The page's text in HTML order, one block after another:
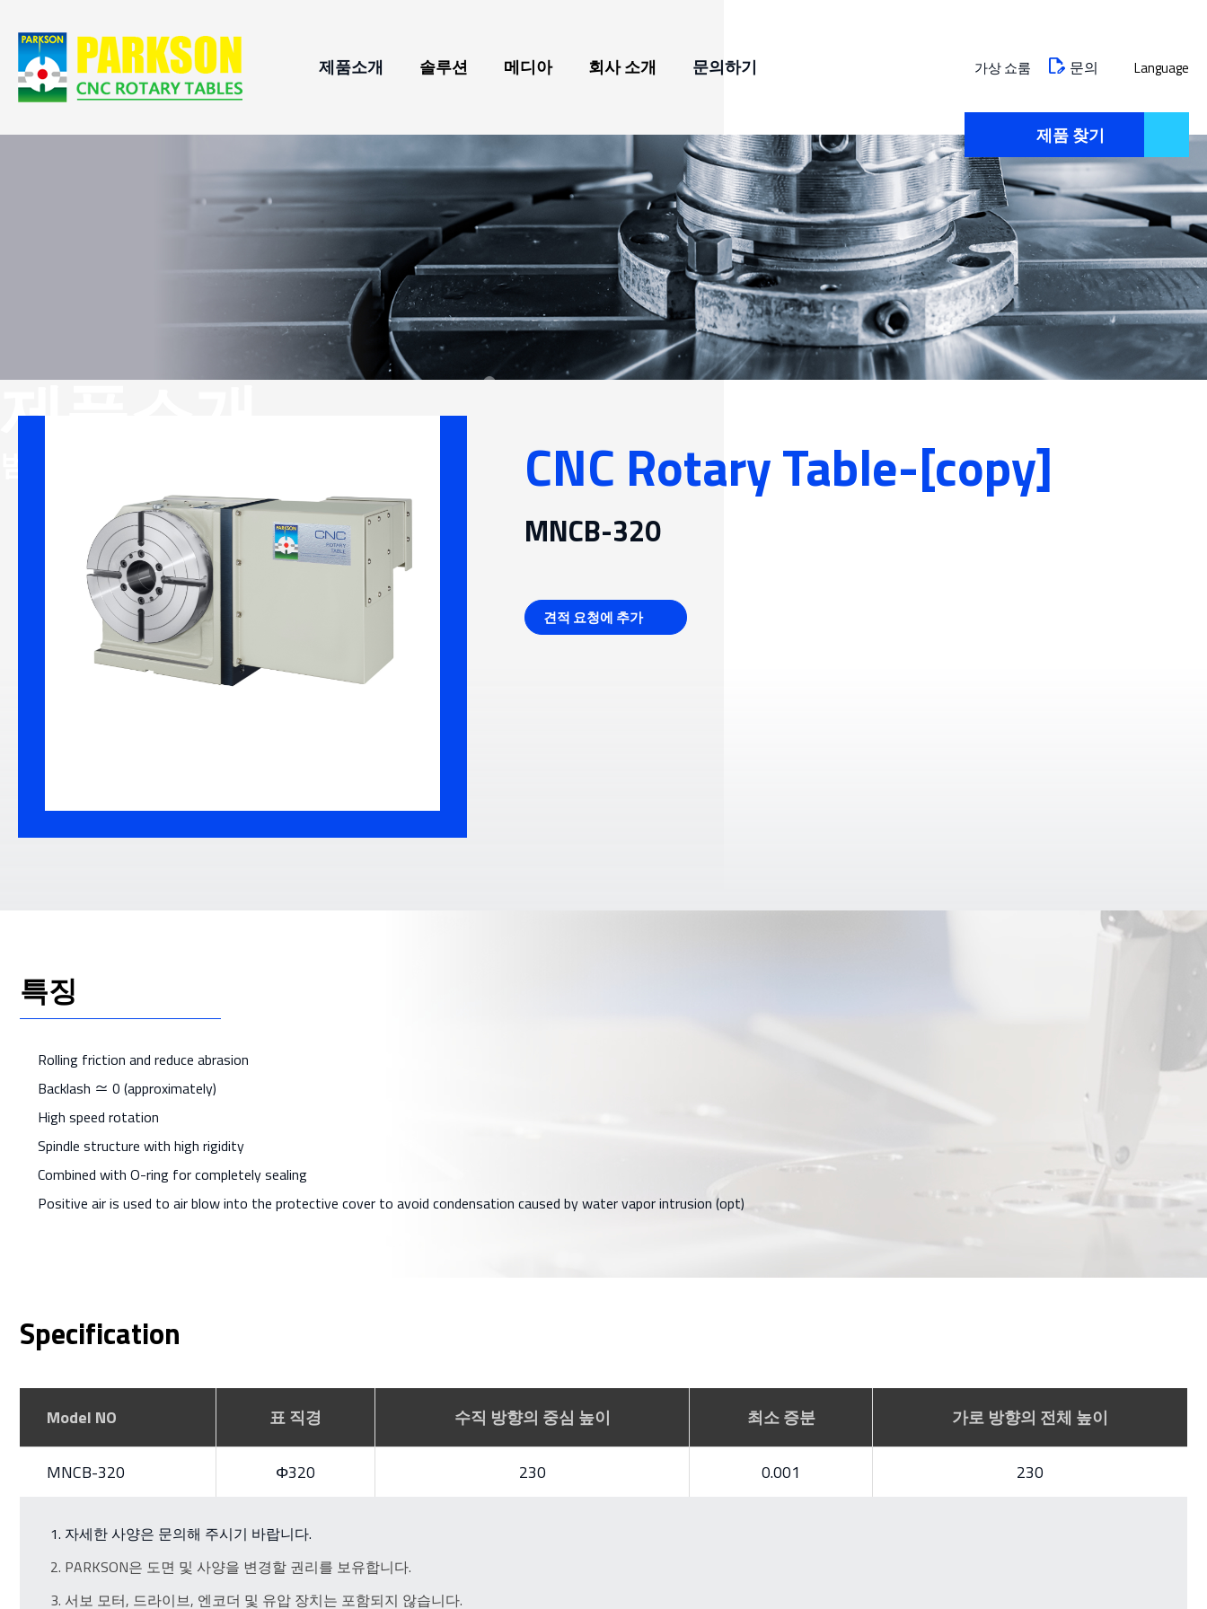
제품소개
수평형 CNC 회전 테이블
자동 팔레트 교체기
유압 인덱스 테이블
스윙 스핀들 헤드
CNC 회전 테이블 (스테인리스 스틸) - 방전 가공용
솔루션
적용분야
지원하다
항공우주 가공 및 응용
녹색 에너지 기계의 가
공 및 응용
자전거, 전기 자동차, 자
동차 및 선박 부품 가공
산업
3C 첨단 산업, 반도체 부
품
공작기계 부품 가공 산
의료 산업
메디아
브로셔
블로그
가상 쇼룸
회사 소개
수상 및 주요 성과
품질
글로벌 네트워크
문의하기 가상 쇼룸 문의 Language
제품 찾기
제품소개
CNC Rotary Table-[copy]
MNCB-320
견적 요청에 추가
특징
Rolling friction and reduce abrasion
Backlash ≃ 0 (approximately)
High speed rotation
Spindle structure with high rigidity
Combined with O-ring for completely sealing
Positive air is used to air blow into the protective cover to avoid condensation caused by water vapor intrusion (opt)
Specification
Model NO 표 직경 수직 방향의 중심 높이 최소 증분 가로 방향의 전체 높이
MNCB-320 Φ320 230 0.001 230
자세한 사양은 문의해 주시기 바랍니다.
PARKSON은 도면 및 사양을 변경할 권리를 보유합니다.
서보 모터, 드라이브, 엔코더 및 유압 장치는 포함되지 않습니다.